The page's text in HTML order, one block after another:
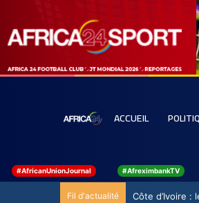
ACCUEIL
#AfricanUnionJournal #AfreximbankTV
Fil d'actualité Côte d’Ivoire :